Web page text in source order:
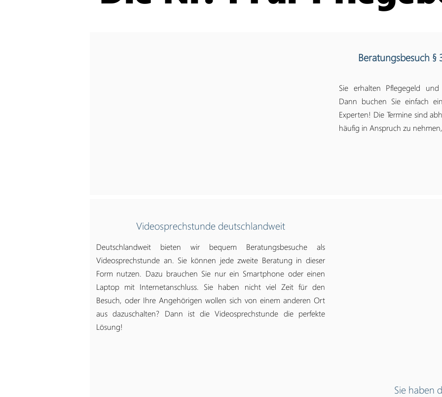
Beratungsbesuch §
Sie erhalten Pflegegeld
Dann buchen Sie einfach
Experten! Die Termine sind
häufig in Anspruch zu
Sie haben
Videosprechstunde deutschlandweit
Deutschlandweit bieten wir bequem Beratungsbesuche als
Videosprechstunde an. Sie können jede zweite Beratung in dieser
Form nutzen. Dazu brauchen Sie nur ein Smartphone oder einen
Laptop mit Internetanschluss. Sie haben nicht viel Zeit für den
Besuch, oder Ihre Angehörigen wollen sich von einem anderen Ort
aus dazuschalten? Dann ist die Videosprechstunde die perfekte
Lösung!